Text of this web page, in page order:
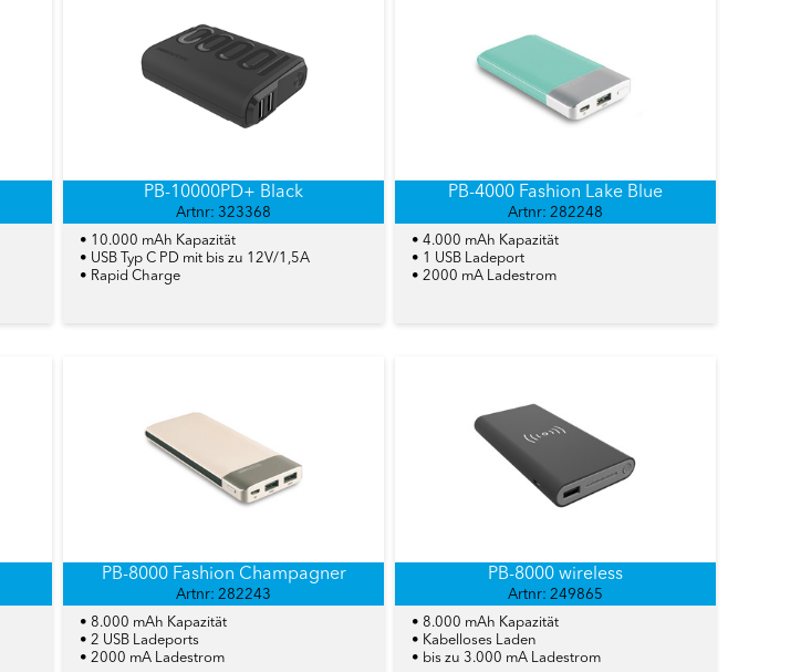
PB-8000 wireless
Artnr: 249865
• 8.000 mAh Kapazität
• Kabelloses Laden
• bis zu 3.000 mA Ladestrom
PB-8000 Fashion Champagner
Artnr: 282243
• 8.000 mAh Kapazität
• 2 USB Ladeports
• 2000 mA Ladestrom
PB-4000 Fashion Lake Blue
Artnr: 282248
• 4.000 mAh Kapazität
• 1 USB Ladeport
• 2000 mA Ladestrom
PB-10000PD+ Black
Artnr: 323368
• 10.000 mAh Kapazität
• USB Typ C PD mit bis zu 12V/1,5A
• Rapid Charge